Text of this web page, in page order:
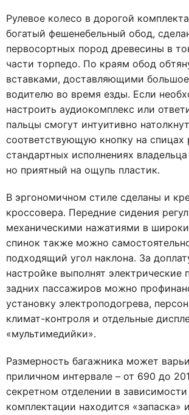
Рулевое колесо в дорогой
богатый фешенебельный обод,
первосортных пород древесины в
части торпедо. По краям обод
вставками, доставляющими
водителю во время езды. Если
настроить аудиокомплекс или
пальцы смогут интуитивно
соответствующую кнопку на спицах
стандартных исполнениях
но приятный на ощупь пластик.
В эргономичном стиле сделаны и
кроссовера. Передние сидения
механическими нажатиями в
спинок также можно
подходящий угол наклона. За
настройке выполнят электрические
задних пассажиров можно
установку электроподогрева,
климат-контроля и отдельные
«мультимедийки».
Размерность багажника может
приличном интервале – от 690 до
секретном отделении в зависимости
комплектации находится «запаска»